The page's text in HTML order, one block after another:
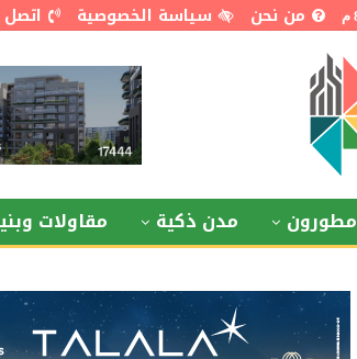
من نحن سياسة الخصوصية اتصل
مطورون مدن ذكية مقاولات